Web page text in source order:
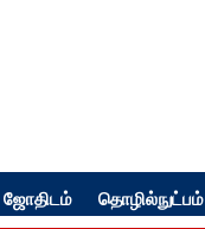
ஜோதிடம் தொழில்நுட்பம்